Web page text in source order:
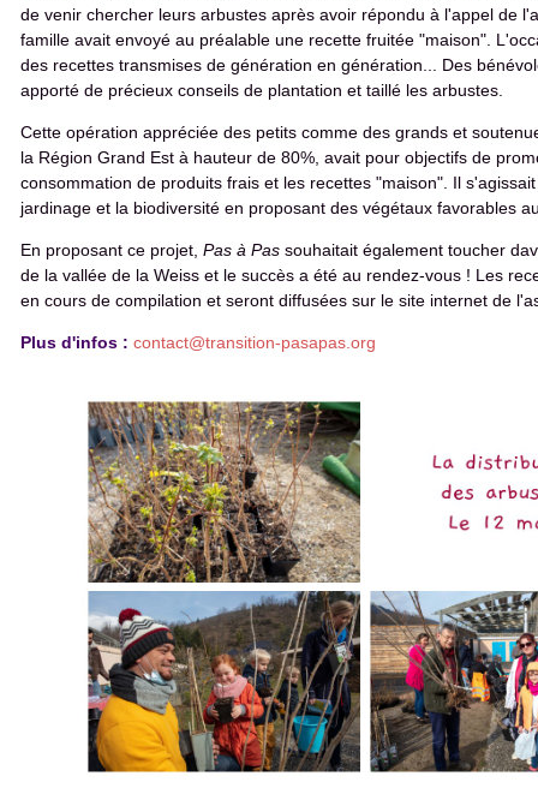
de venir chercher leurs arbustes après avoir répondu à l'appel de
famille avait envoyé au préalable une recette fruitée "maison".
des recettes transmises de génération en génération... Des
apporté de précieux conseils de plantation et taillé les arbustes.
Cette opération appréciée des petits comme des grands et
la Région Grand Est à hauteur de 80%, avait pour objectifs de
consommation de produits frais et les recettes "maison". Il
jardinage et la biodiversité en proposant des végétaux favorables
En proposant ce projet, Pas à Pas souhaitait également toucher
de la vallée de la Weiss et le succès a été au rendez-vous ! Les
en cours de compilation et seront diffusées sur le site internet de
Plus d'infos : contact@transition-pasapas.org